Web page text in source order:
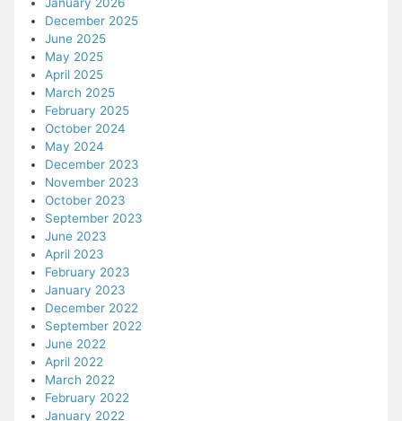
December 2025
June 2025
May 2025
April 2025
March 2025
February 2025
October 2024
May 2024
December 2023
November 2023
October 2023
September 2023
June 2023
April 2023
February 2023
January 2023
December 2022
September 2022
June 2022
April 2022
March 2022
February 2022
January 2022